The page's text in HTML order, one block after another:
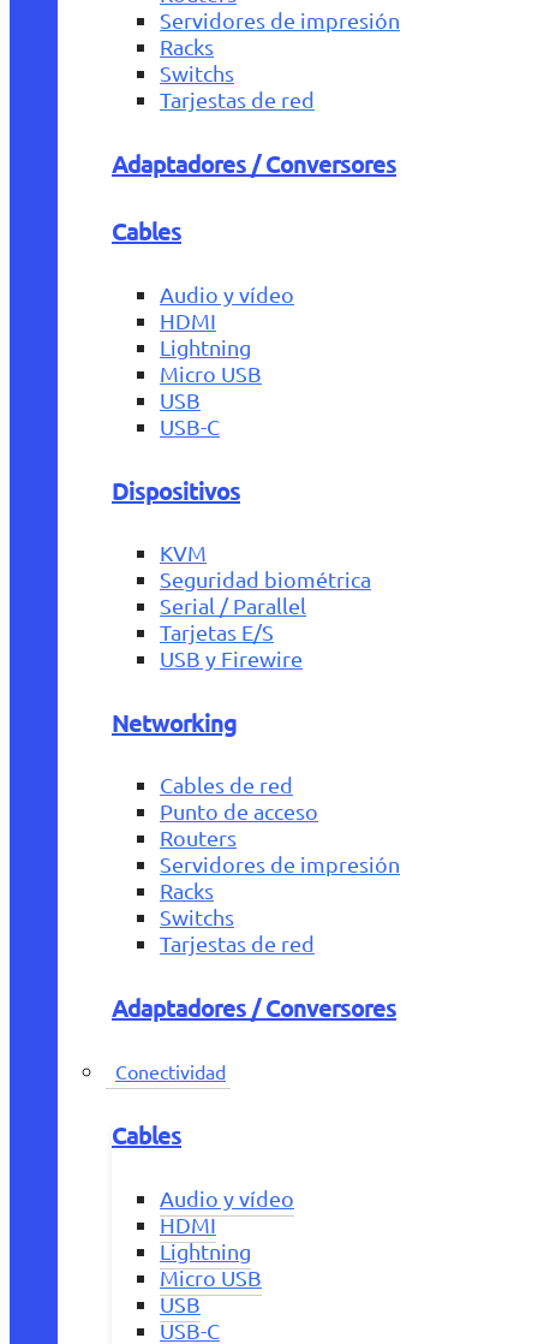
Servidores de impresión
Racks
Switchs
Tarjestas de red
Adaptadores / Conversores
Cables
Audio y vídeo
HDMI
Lightning
Micro USB
USB
USB-C
Dispositivos
KVM
Seguridad biométrica
Serial / Parallel
Tarjetas E/S
USB y Firewire
Networking
Cables de red
Punto de acceso
Routers
Servidores de impresión
Racks
Switchs
Tarjestas de red
Adaptadores / Conversores
Conectividad
Cables
Audio y vídeo
HDMI
Lightning
Micro USB
USB
USB-C